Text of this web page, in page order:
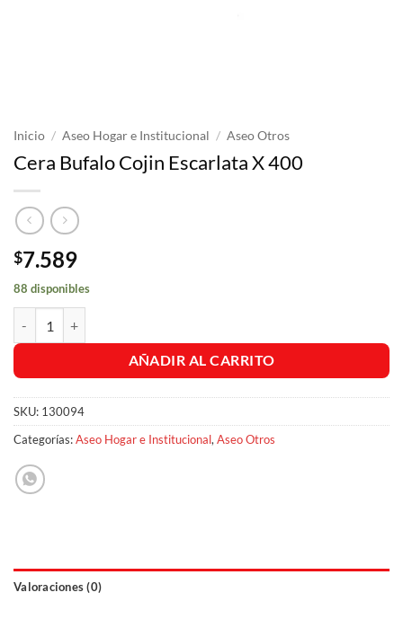
Inicio / Aseo Hogar e Institucional / Aseo Otros
Cera Bufalo Cojin Escarlata X 400
$7.589
88 disponibles
AÑADIR AL CARRITO
SKU: 130094
Categorías:Aseo Hogar e Institucional, Aseo Otros
Valoraciones (0)